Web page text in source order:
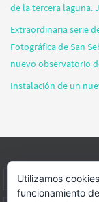
de la tercera laguna.
Extraordinaria serie
Fotográfica de San
nuevo observatorio
Instalación de un
INICIO
Utilizamos
funcionamiento